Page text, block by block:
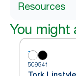
Resources
You might
509541